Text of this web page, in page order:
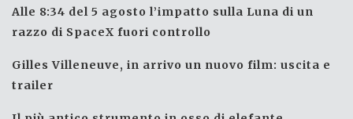
Alle 8:34 del 5 agosto l’impatto sulla Luna di un
razzo di SpaceX fuori controllo
Gilles Villeneuve, in arrivo un nuovo film: uscita e
trailer